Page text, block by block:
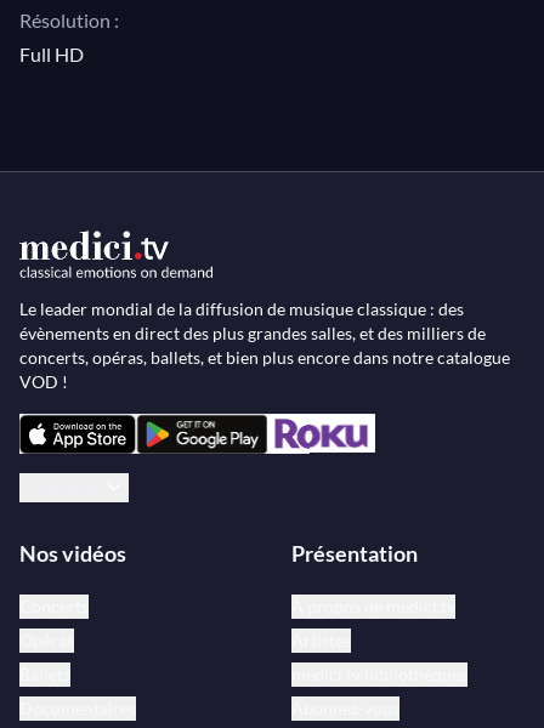
Résolution :
Full HD
Le leader mondial de la diffusion de musique classique : des
évènements en direct des plus grandes salles, et des milliers de
concerts, opéras, ballets, et bien plus encore dans notre catalogue
VOD !
Nos vidéos Présentation